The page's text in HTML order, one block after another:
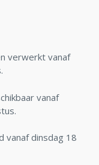
verwerkt vanaf
vanaf
vanaf dinsdag 18